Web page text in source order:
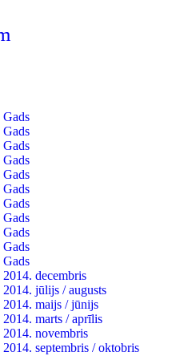
Gads
Gads
Gads
Gads
Gads
Gads
Gads
Gads
Gads
Gads
Gads
2014. decembris
2014. jūlijs / augusts
2014. maijs / jūnijs
2014. marts / aprīlis
2014. novembris
2014. septembris / oktobris